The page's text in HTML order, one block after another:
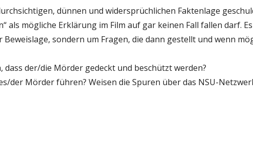
dünnen und widersprüchlichen Faktenlage
als mögliche Erklärung im Film auf gar keinen Fall fallen darf.
sondern um Fragen, die dann gestellt und wenn
dass der/die Mörder gedeckt und beschützt werden?
der Mörder führen? Weisen die Spuren über das NSU-